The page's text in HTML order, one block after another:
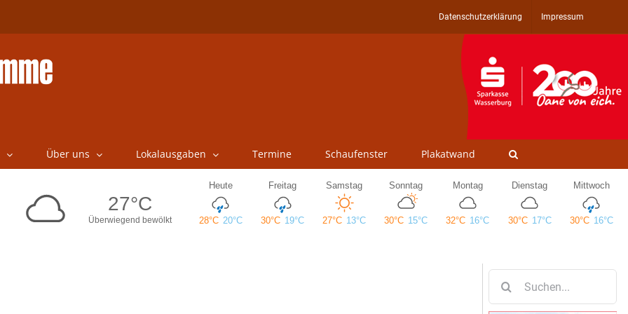
Datenschutzerklärung Impressum
Über uns Lokalausgaben Termine Schaufenster Plakatwand
nach: